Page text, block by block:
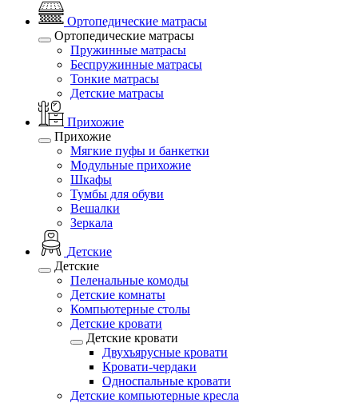
Ортопедические матрасы
Ортопедические матрасы
Пружинные матрасы
Беспружинные матрасы
Тонкие матрасы
Детские матрасы
Прихожие
Прихожие
Мягкие пуфы и банкетки
Модульные прихожие
Шкафы
Тумбы для обуви
Вешалки
Зеркала
Детские
Детские
Пеленальные комоды
Детские комнаты
Компьютерные столы
Детские кровати
Детские кровати
Двухъярусные кровати
Кровати-чердаки
Односпальные кровати
Детские компьютерные кресла